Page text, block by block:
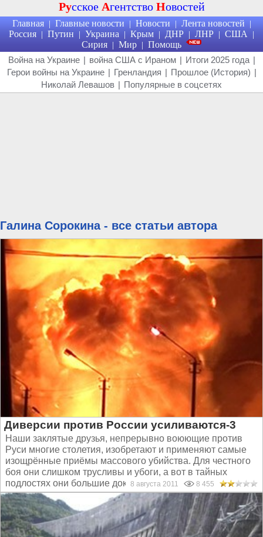
Русское Агентство Новостей
Главная | Главные новости | Новости | Лента новостей |
Россия | Путин | Украина | Крым | ДНР | ЛНР | США |
Сирия | Мир | Помощь
Война на Украине | война США с Ираном | Итоги 2025 года |
Герои войны на Украине | Гренландия | Прошлое (История) |
Николай Левашов | Популярные в соцсетях
Галина Сорокина - все статьи автора
Диверсии против России усиливаются-3
Наши заклятые друзья, непрерывно воюющие против
Руси многие столетия, изобретают и применяют самые
изощрённые приёмы массового убийства. Для честного
боя они слишком трусливы и убоги, а вот в тайных
подлостях они большие доки...8 августа 2011 8 455